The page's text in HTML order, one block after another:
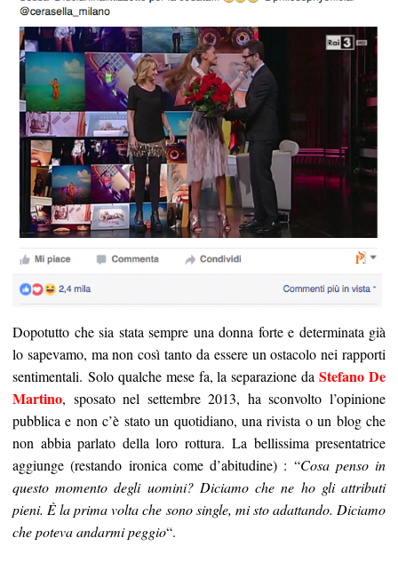
Dopotutto che sia stata sempre una donna forte e determinata già
lo sapevamo, ma non così tanto da essere un ostacolo nei rapporti
sentimentali. Solo qualche mese fa, la separazione daStefano De
Martino, sposato nel settembre 2013, ha sconvolto l’opinione
pubblica e non c’è stato un quotidiano, una rivista o un blog che
non abbia parlato della loro rottura. La bellissima presentatrice
aggiunge (restando ironica come d’abitudine) : “Cosa penso in
questo momento degli uomini? Diciamo che ne ho gli attributi
pieni. È la prima volta che sono single, mi sto adattando. Diciamo
che poteva andarmi peggio“.